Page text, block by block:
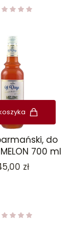
do
700 ml
zł